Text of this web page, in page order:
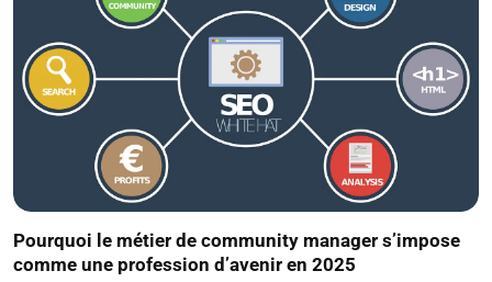
Pourquoi le métier de community manager s’impose
comme une profession d’avenir en 2025